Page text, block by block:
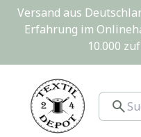
Versand aus
Erfahrung im
10.000